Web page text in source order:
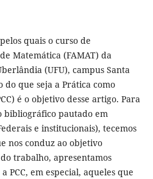
quais o curso de
Matemática (FAMAT) da
(UFU), campus Santa
que seja a Prática como
é o objetivo desse artigo. Para
bibliográfico pautado em
e institucionais), tecemos
nos conduz ao objetivo
trabalho, apresentamos
PCC, em especial, aqueles que